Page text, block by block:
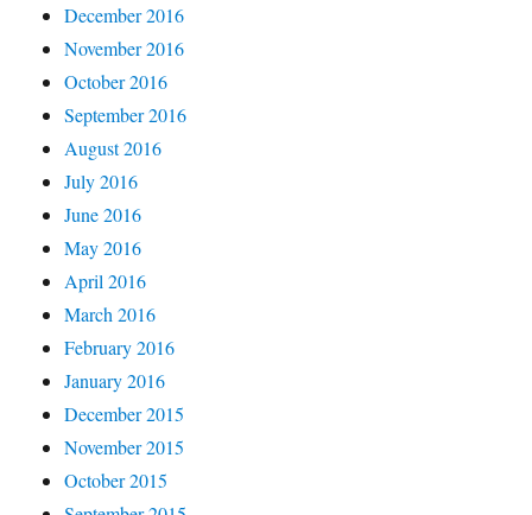
December 2016
November 2016
October 2016
September 2016
August 2016
July 2016
June 2016
May 2016
April 2016
March 2016
February 2016
January 2016
December 2015
November 2015
October 2015